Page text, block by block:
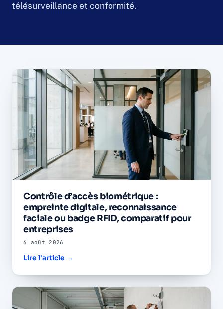
Caméra entrepôt
Contrôle par badge
Contrôle biométrique
Interphonie & vidéoportier
Qui sommes-nous
Études de cas
Blog
Devis gratuit →
télésurveillance et conformité.
Contrôle d’accès biométrique :
empreinte digitale, reconnaissance
faciale ou badge RFID, comparatif pour
entreprises
6 août 2026
Lire l'article →